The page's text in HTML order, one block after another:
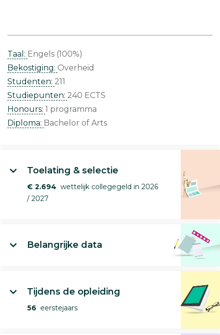
Taal: Engels (100%)
Bekostiging: Overheid
Studenten: 211
Studiepunten: 240 ECTS
Honours: 1 programma
Diploma: Bachelor of Arts
Toelating & selectie
€ 2.694 wettelijk collegegeld in 2026
/ 2027
Belangrijke data
Tijdens de opleiding
56 eerstejaars